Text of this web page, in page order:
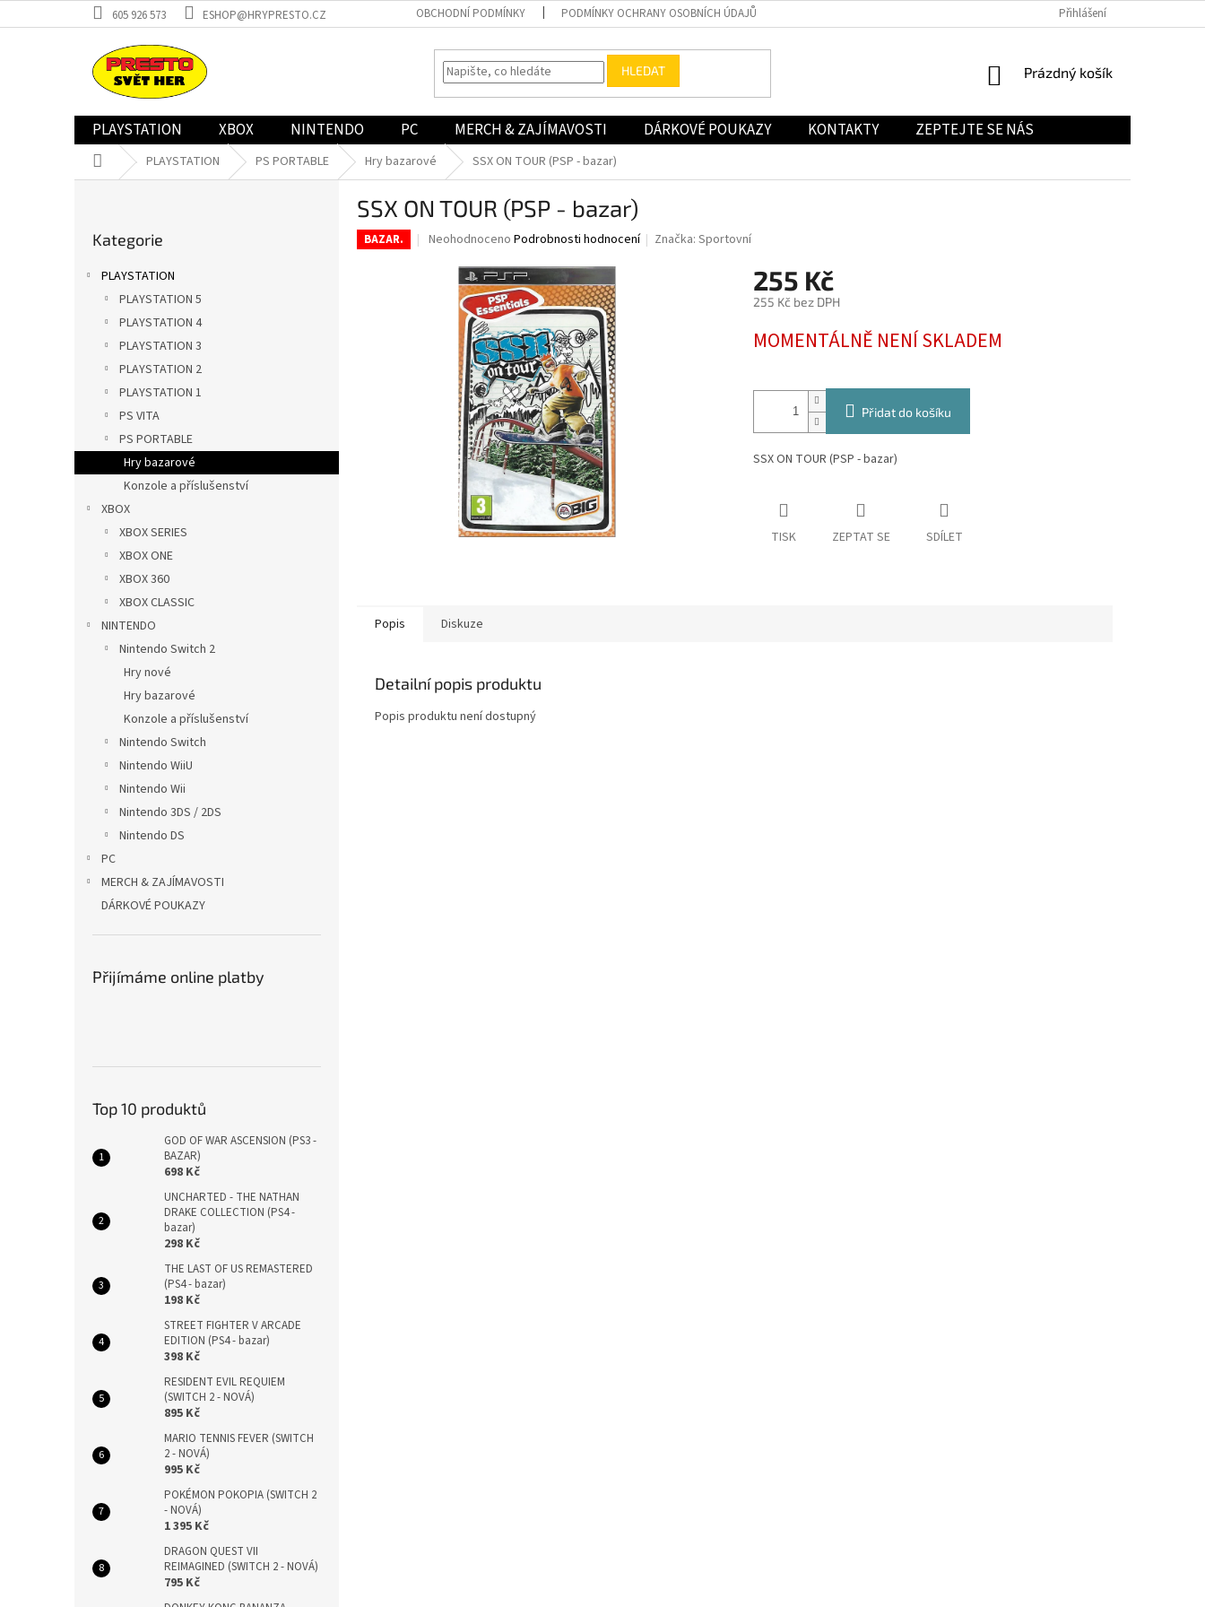
na
605 926 573 ESHOP@HRYPRESTO.CZ OBCHODNÍ PODMÍNKY PODMÍNKY OCHRANY OSOBNÍCH ÚDAJŮ Přihlášení
HLEDAT
NÁKUPNÍ
Prázdný košík
PLAYSTATION XBOX NINTENDO PC MERCH & ZAJÍMAVOSTI DÁRKOVÉ POUKAZY KONTAKTY ZEPTEJTE SE NÁS
Domů PLAYSTATION PS PORTABLE Hry bazarové SSX ON TOUR (PSP - bazar)
l
kategorie
Kategorie
PLAYSTATION
PLAYSTATION 5
PLAYSTATION 4
PLAYSTATION 3
PLAYSTATION 2
PLAYSTATION 1
PS VITA
PS PORTABLE
Hry bazarové
Konzole a příslušenství
XBOX
XBOX SERIES
XBOX ONE
XBOX 360
XBOX CLASSIC
NINTENDO
Nintendo Switch 2
Hry nové
Hry bazarové
Konzole a příslušenství
Nintendo Switch
Nintendo WiiU
Nintendo Wii
Nintendo 3DS / 2DS
Nintendo DS
PC
MERCH & ZAJÍMAVOSTI
DÁRKOVÉ POUKAZY
Přijímáme online platby
Top 10 produktů
GOD OF WAR ASCENSION (PS3 -
BAZAR)
698 Kč
UNCHARTED - THE NATHAN
DRAKE COLLECTION (PS4 -
bazar)
298 Kč
THE LAST OF US REMASTERED
(PS4 - bazar)
198 Kč
STREET FIGHTER V ARCADE
EDITION (PS4 - bazar)
398 Kč
RESIDENT EVIL REQUIEM
(SWITCH 2 - NOVÁ)
895 Kč
MARIO TENNIS FEVER (SWITCH
2 - NOVÁ)
995 Kč
POKÉMON POKOPIA (SWITCH 2
- NOVÁ)
1 395 Kč
DRAGON QUEST VII
REIMAGINED (SWITCH 2 - NOVÁ)
795 Kč
SSX ON TOUR (PSP - bazar)
BAZAR.
Průměrné
produktu
hvězdiček.
Neohodnoceno Podrobnosti hodnocení Značka:Sportovní
255 Kč
255 Kč bez DPH
cena:
MOMENTÁLNĚ NENÍ SKLADEM
Přidat do košíku
SSX ON TOUR (PSP - bazar)
TISK ZEPTAT SE SDÍLET
Popis Diskuze
Detailní popis produktu
Popis produktu není dostupný